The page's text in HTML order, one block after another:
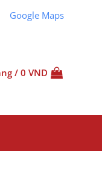
Google Maps
/0 VND